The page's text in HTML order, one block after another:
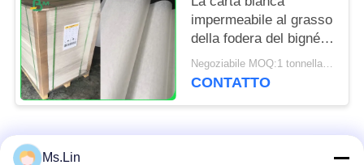
impermeabile al grasso
della fodera del bigné
per la cucina del forno
foggia 31 - 38gsm
Negoziabile MOQ:1 tonnellata per la dimensione comune & 10 tonnellate per la dimensione speciale
CONTATTO
Categorie popolari
Ms.Lin